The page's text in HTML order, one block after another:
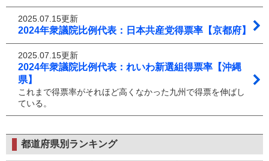
2025.07.15更新
2024年衆議院比例代表：日本共産党得票率【京都府】
2025.07.15更新
2024年衆議院比例代表：れいわ新選組得票率【沖縄
県】
これまで得票率がそれほど高くなかった九州で得票を伸ばし
ている。
都道府県別ランキング